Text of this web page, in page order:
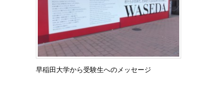
早稲田大学から受験生へのメッセージ